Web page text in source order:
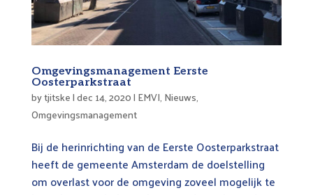
Omgevingsmanagement Eerste
Oosterparkstraat
bytjitske|dec 14, 2020| EMVI, Nieuws,
Omgevingsmanagement
Bij de herinrichting van de Eerste Oosterparkstraat
heeft de gemeente Amsterdam de doelstelling
om overlast voor de omgeving zoveel mogelijk te